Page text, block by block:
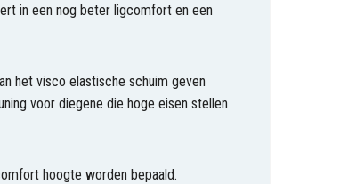
in een nog beter ligcomfort en een
het visco elastische schuim geven
voor diegene die hoge eisen stellen
hoogte worden bepaald.